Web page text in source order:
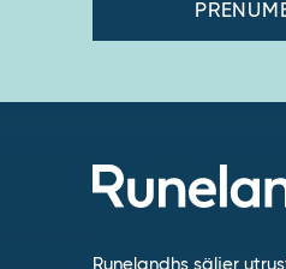
Runelandhs säljer